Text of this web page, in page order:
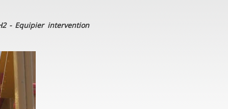
- Equipier intervention